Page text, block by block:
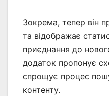
Зокрема, тепер він
та відображає
приєднання до
додаток пропонує
спрощує процес
контенту.